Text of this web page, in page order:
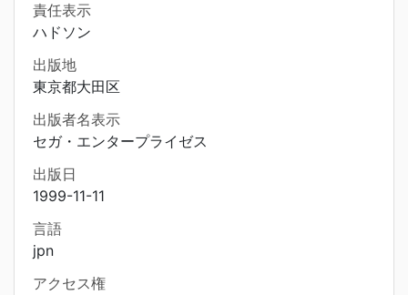
責任表示
ハドソン
出版地
東京都大田区
出版者名表示
セガ・エンタープライゼス
出版日
1999-11-11
言語
jpn
アクセス権